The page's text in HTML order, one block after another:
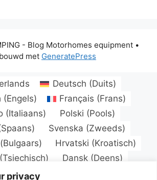
privacy
- Blog Motorhomes equipment•
met GeneratePress
Deutsch (Duits)
(Engels) Français (Frans)
(Italiaans) Polski (Pools)
Spaans) Svenska (Zweeds)
(Bulgaars) Hrvatski (Kroatisch)
(Tsjechisch) Dansk(Deens)
Suomi(Fins